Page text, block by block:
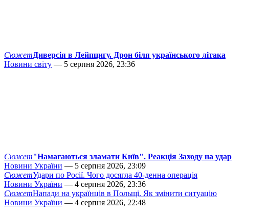
СюжетДиверсія в Лейпцигу. Дрон біля українського літака
Новини світу — 5 серпня 2026, 23:36
Сюжет"Намагаються зламати Київ". Реакція Заходу на удар
Новини України — 5 серпня 2026, 23:09
СюжетУдари по Росії. Чого досягла 40-денна операція
Новини України — 4 серпня 2026, 23:36
СюжетНапади на українців в Польщі. Як змінити ситуацію
Новини України — 4 серпня 2026, 22:48